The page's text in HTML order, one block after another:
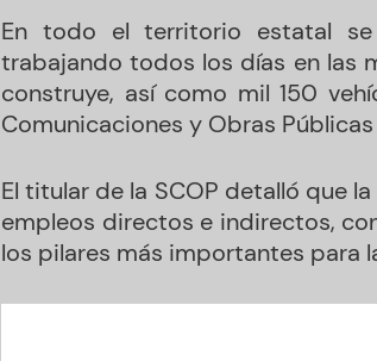
En todo el territorio estatal
trabajando todos los días en las
construye, así como mil 150
Comunicaciones y Obras Públicas
El titular de la SCOP detalló que
empleos directos e indirectos,
los pilares más importantes para